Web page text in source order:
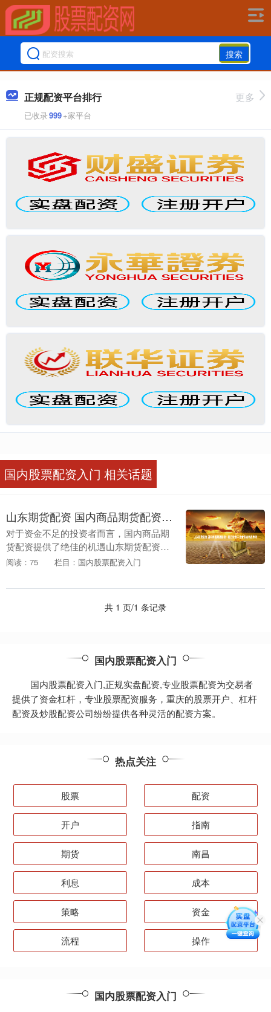
搜索
正规配资平台排行
已收录999+家平台
更多
国内股票配资入门 相关话题
山东期货配资 国内商品期货配资：助力资金不足者逐鹿商品市场
对于资金不足的投资者而言，国内商品期
货配资提供了绝佳的机遇山东期货配资，
让他们也能参与到商品市场的博弈中。 炒
一般要求保证金....
阅读：75 栏目：国内股票配资入门
共 1 页/1 条记录
国内股票配资入门
国内股票配资入门,正规实盘配资,专业股票配资为交易者
提供了资金杠杆，专业股票配资服务，重庆的股票开户、杠杆
配资及炒股配资公司纷纷提供各种灵活的配资方案。
热点关注
股票 配资
开户 指南
期货 南昌
利息 成本
策略 资金
流程 操作
国内股票配资入门